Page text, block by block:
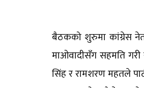
बैठकको शुरुमा कांग्रेस
माओवादीसँग सहमति गरी
सिंह र रामशरण महतले